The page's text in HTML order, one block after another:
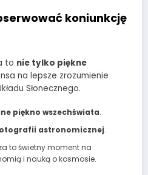
koniunkcję
to nie tylko piękne
na lepsze zrozumienie
Słonecznego.
piękno wszechświata.
astronomicznej.
to świetny moment na
i nauką o kosmosie.